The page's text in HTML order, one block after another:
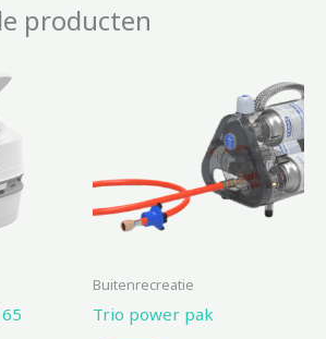
producten
Buitenrecreatie
Trio power pak